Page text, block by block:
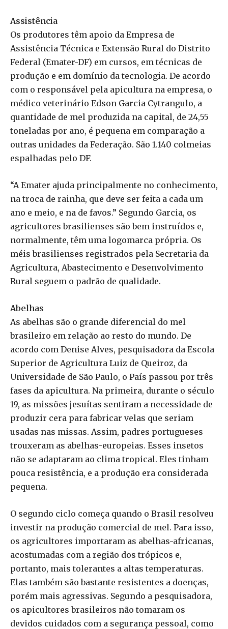
Assistência
Os produtores têm apoio da Empresa de
Assistência Técnica e Extensão Rural do Distrito
Federal (Emater-DF) em cursos, em técnicas de
produção e em domínio da tecnologia. De acordo
com o responsável pela apicultura na empresa, o
médico veterinário Edson Garcia Cytrangulo, a
quantidade de mel produzida na capital, de 24,55
toneladas por ano, é pequena em comparação a
outras unidades da Federação. São 1.140 colmeias
espalhadas pelo DF.
“A Emater ajuda principalmente no conhecimento,
na troca de rainha, que deve ser feita a cada um
ano e meio, e na de favos.” Segundo Garcia, os
agricultores brasilienses são bem instruídos e,
normalmente, têm uma logomarca própria. Os
méis brasilienses registrados pela Secretaria da
Agricultura, Abastecimento e Desenvolvimento
Rural seguem o padrão de qualidade.
Abelhas
As abelhas são o grande diferencial do mel
brasileiro em relação ao resto do mundo. De
acordo com Denise Alves, pesquisadora da Escola
Superior de Agricultura Luiz de Queiroz, da
Universidade de São Paulo, o País passou por três
fases da apicultura. Na primeira, durante o século
19, as missões jesuítas sentiram a necessidade de
produzir cera para fabricar velas que seriam
usadas nas missas. Assim, padres portugueses
trouxeram as abelhas-europeias. Esses insetos
não se adaptaram ao clima tropical. Eles tinham
pouca resistência, e a produção era considerada
pequena.
O segundo ciclo começa quando o Brasil resolveu
investir na produção comercial de mel. Para isso,
os agricultores importaram as abelhas-africanas,
acostumadas com a região dos trópicos e,
portanto, mais tolerantes a altas temperaturas.
Elas também são bastante resistentes a doenças,
porém mais agressivas. Segundo a pesquisadora,
os apicultores brasileiros não tomaram os
devidos cuidados com a segurança pessoal, como